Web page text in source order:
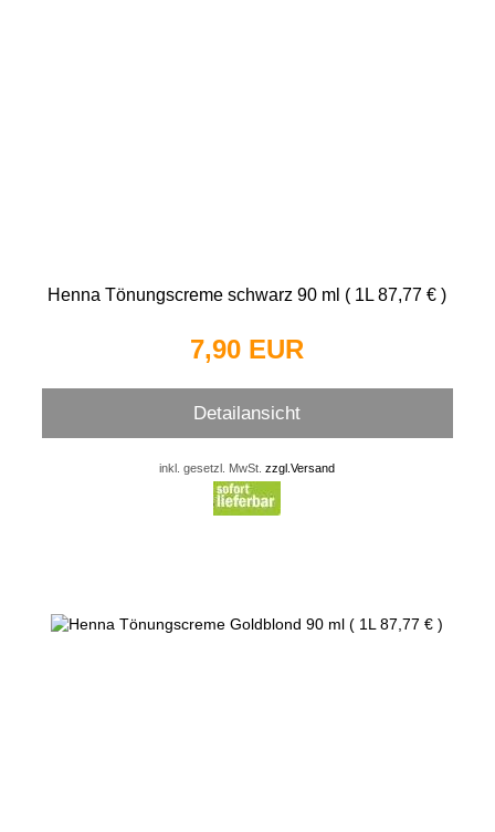
Henna Tönungscreme schwarz 90 ml ( 1L 87,77 € )
7,90 EUR
Detailansicht
inkl. gesetzl. MwSt.zzgl.Versand